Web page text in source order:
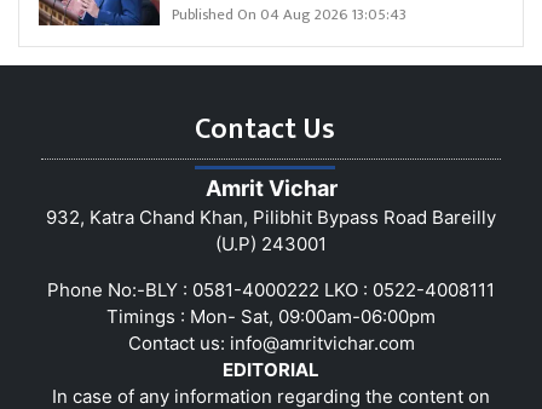
Published On 04 Aug 2026 13:05:43
Contact Us
Amrit Vichar
932, Katra Chand Khan, Pilibhit Bypass Road Bareilly
(U.P) 243001
Phone No:-BLY : 0581-4000222 LKO : 0522-4008111
Timings : Mon- Sat, 09:00am-06:00pm
Contact us: info@amritvichar.com
EDITORIAL
In case of any information regarding the content on